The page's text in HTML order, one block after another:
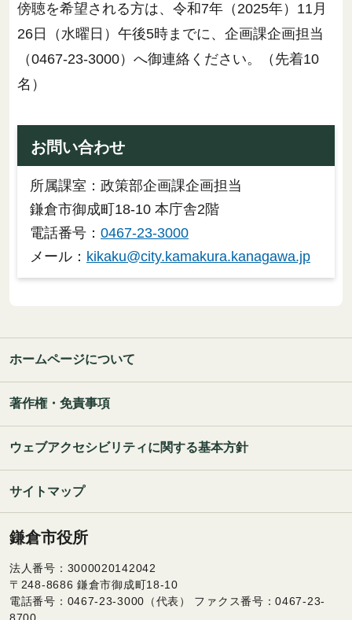
傍聴を希望される方は、令和7年（2025年）11月
26日（水曜日）午後5時までに、企画課企画担当
（0467-23-3000）へ御連絡ください。（先着10
名）
お問い合わせ
所属課室：政策部企画課企画担当
鎌倉市御成町18-10 本庁舎2階
電話番号： 0467-23-3000
メール： kikaku@city.kamakura.kanagawa.jp
ホームページについて
著作権・免責事項
ウェブアクセシビリティに関する基本方針
サイトマップ
鎌倉市役所
法人番号：3000020142042
〒248-8686 鎌倉市御成町18-10
電話番号：0467-23-3000（代表） ファクス番号：0467-23-
8700